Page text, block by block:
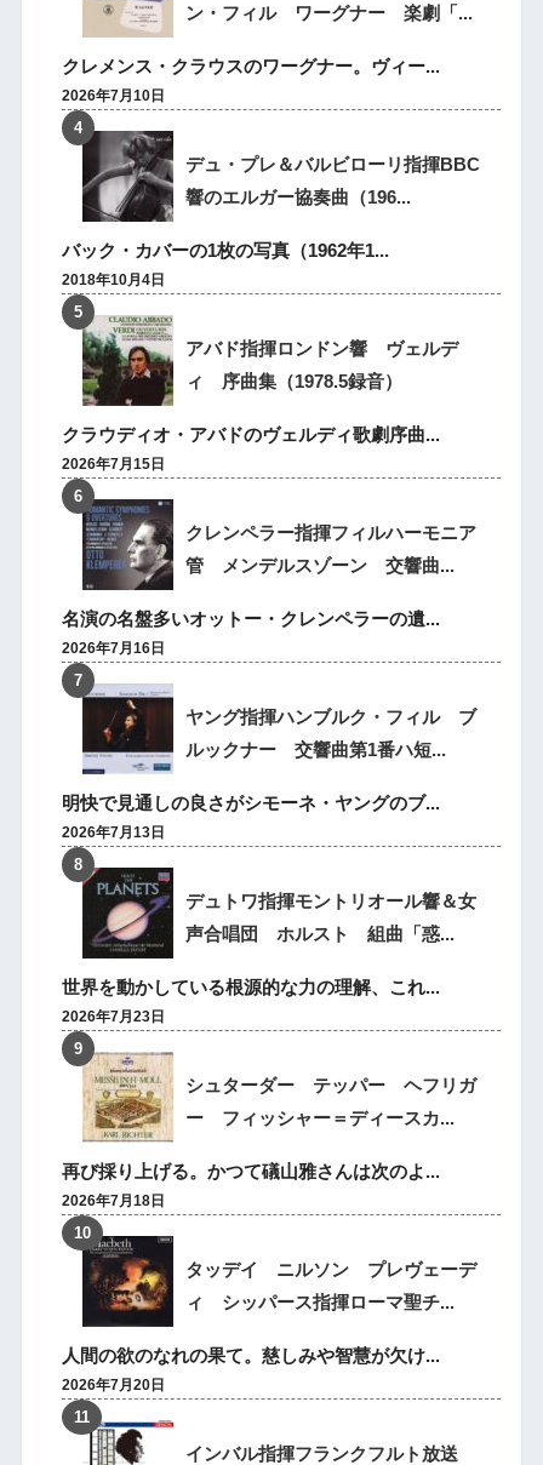
ン・フィル ワーグナー 楽劇「...
クレメンス・クラウスのワーグナー。ヴィー...
2026年7月10日
デュ・プレ＆バルビローリ指揮BBC
響のエルガー協奏曲（196...
バック・カバーの1枚の写真（1962年1...
2018年10月4日
アバド指揮ロンドン響 ヴェルデ
ィ 序曲集（1978.5録音）
クラウディオ・アバドのヴェルディ歌劇序曲...
2026年7月15日
クレンペラー指揮フィルハーモニア
管 メンデルスゾーン 交響曲...
名演の名盤多いオットー・クレンペラーの遺...
2026年7月16日
ヤング指揮ハンブルク・フィル ブ
ルックナー 交響曲第1番ハ短...
明快で見通しの良さがシモーネ・ヤングのブ...
2026年7月13日
デュトワ指揮モントリオール響＆女
声合唱団 ホルスト 組曲「惑...
世界を動かしている根源的な力の理解、これ...
2026年7月23日
シュターダー テッパー ヘフリガ
ー フィッシャー＝ディースカ...
再び採り上げる。かつて礒山雅さんは次のよ...
2026年7月18日
タッデイ ニルソン プレヴェーデ
ィ シッパース指揮ローマ聖チ...
人間の欲のなれの果て。慈しみや智慧が欠け...
2026年7月20日
インバル指揮フランクフルト放送